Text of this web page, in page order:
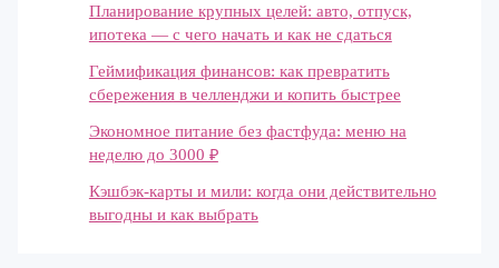
Планирование крупных целей: авто, отпуск,
ипотека — с чего начать и как не сдаться
Геймификация финансов: как превратить
сбережения в челленджи и копить быстрее
Экономное питание без фастфуда: меню на
неделю до 3000 ₽
Кэшбэк-карты и мили: когда они действительно
выгодны и как выбрать